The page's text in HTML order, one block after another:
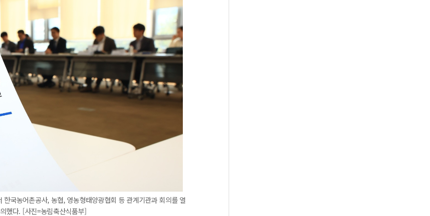
국농어촌공사, 농협, 영농형태양광협회 등 관계기관과 회의를 열
했다. [사진=농림축산식품부]